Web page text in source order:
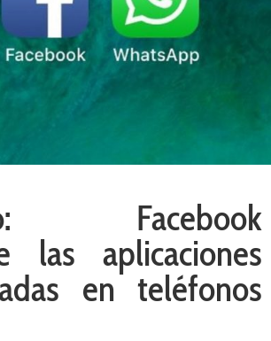
Facebook
las aplicaciones
en teléfonos